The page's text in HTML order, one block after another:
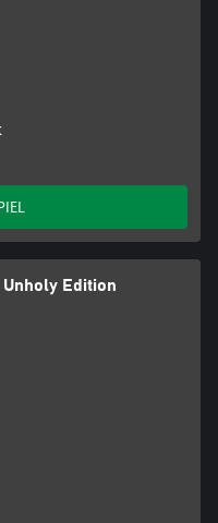
Edition